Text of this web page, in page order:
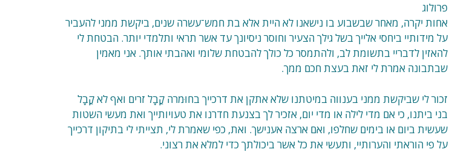
פרולוג
אחות יקרה, מאחר שבשבוע בו נישאנו לא היית אלא בת חמש־עשרה שנים, ביקשת ממני להעביר
על מידותיי ביחסי אלייך בשל גילך הצעיר וחוסר ניסיונך עד אשר תראי ותלמדי יותר. הבטחת לי
להאזין לדבריי בתשומת לב, ולהתמסר כל כולך להבטחת שלומי ואהבתי אותך. אני מאמין
שבתבונה אמרת לי זאת בעצת חכם ממך.
זכור לי שביקשת ממני בענווה במיטתנו שלא אתקן את דרכייך בחוּמרה קֳבָל זרים ואף לא קֳבָל
בני ביתנו, כי אם מדי לילה או מדי יום, אזכיר לך בצנעת חדרנו את טעויותייך ואת מעשי השטות
שעשית ביום או בימים שחלפו, ואם ארצה אענישך. ואת, כפי שאמרת לי, תצייתי לי בתיקון דרכייך
על פי הוראתי והערותיי, ותעשי את כל אשר ביכולתך כדי למלא את רצוני.